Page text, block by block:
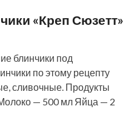
«Креп Сюзетт»
блинчики под
по этому рецепту
сливочные. Продукты
— 500 мл Яйца — 2